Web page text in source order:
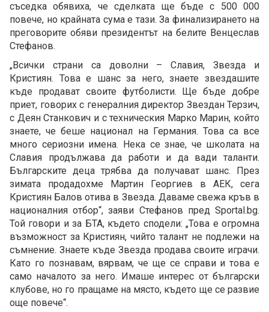
съседка обявиха, че сделката ще бъде с 500 000
повече, но крайната сума е тази. За финализирането на
преговорите обяви президентът на белите Венцеслав
Стефанов.
„Всички страни са доволни – Славия, Звезда и
Кристиян. Това е шанс за него, знаете звездашите
къде продават своите футболисти. Ще бъде добре
приет, говорих с генералния директор Звездан Терзич,
с Деян Станкович и с техническия Марко Марин, който
знаете, че беше национал на Германия. Това са все
много сериозни имена. Нека се знае, че школата на
Славия продължава да работи и да вади таланти.
Българските деца трябва да получават шанс. През
зимата продадохме Мартин Георгиев в АЕК, сега
Кристиян Балов отива в Звезда. Даваме свежа кръв в
националния отбор“, заяви Стефанов пред Sportal.bg.
Той говори и за БТА, където сподели: „Това е огромна
възможност за Кристиян, чийто талант не подлежи на
съмнение. Знаете къде Звезда продава своите играчи.
Като го познавам, вярвам, че ще се справи и това е
само началото за него. Имаше интерес от български
клубове, но го пращаме на място, където ще се развие
още повече“.